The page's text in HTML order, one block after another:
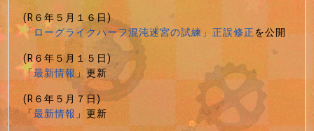
(R６年５月１６日)
「ローグライクハーフ混沌迷宮の試練」正誤修正を公開
(R６年５月１５日)
「最新情報」更新
(R６年５月７日)
「最新情報」更新